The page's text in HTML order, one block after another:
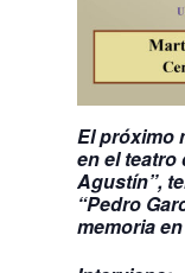
El próximo
en el teatro
Agustín”,
“Pedro
memoria